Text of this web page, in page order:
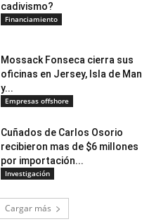
cadivismo?
Financiamiento
Mossack Fonseca cierra sus
oficinas en Jersey, Isla de Man
y...
Empresas offshore
Cuñados de Carlos Osorio
recibieron mas de $6 millones
por importación...
Investigación
Cargar más